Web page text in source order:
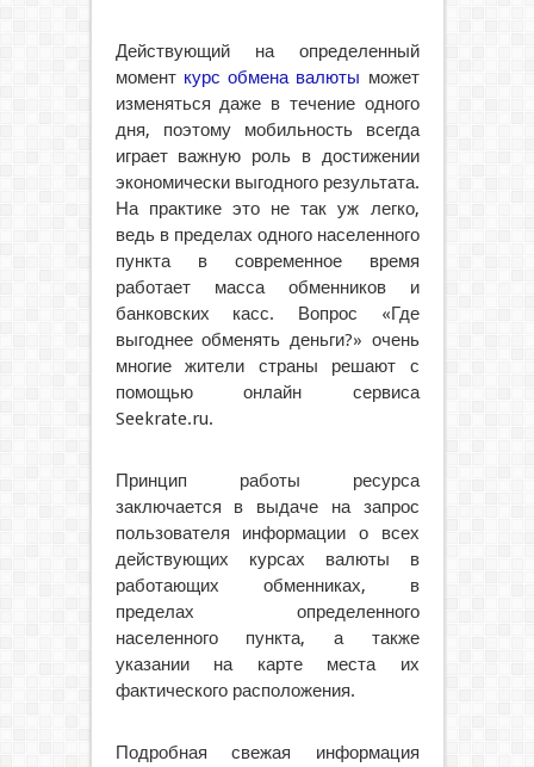
Действующий на определенный
момент курс обмена валюты может
изменяться даже в течение одного
дня, поэтому мобильность всегда
играет важную роль в достижении
экономически выгодного результата.
На практике это не так уж легко,
ведь в пределах одного населенного
пункта в современное время
работает масса обменников и
банковских касс. Вопрос «Где
выгоднее обменять деньги?» очень
многие жители страны решают с
помощью онлайн сервиса
Seekrate.ru.
Принцип работы ресурса
заключается в выдаче на запрос
пользователя информации о всех
действующих курсах валюты в
работающих обменниках, в
пределах определенного
населенного пункта, а также
указании на карте места их
фактического расположения.
Подробная свежая информация